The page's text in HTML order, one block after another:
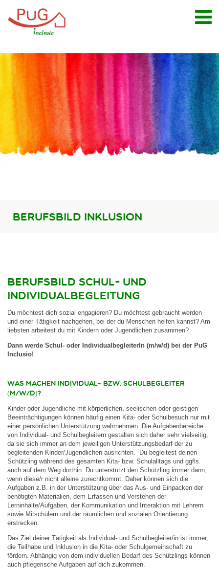
Inklusionsberatung
Schulbegleitung
Kitabegleitung
Arbeitsassistenz
Autismus-Therapie
Familienunterstützender
Dienst
Attraktiver Arbeitgeber
Kontakt
Datenschutz
Impressum
Berufsbild Inklusion
Berufsbild Schul- und
Individualbegleitung
Du möchtest dich sozial engagieren? Du möchtest gebraucht werden
und einer Tätigkeit nachgehen, bei der du Menschen helfen kannst? Am
liebsten arbeitest du mit Kindern oder Jugendlichen zusammen?
Dann werde Schul- oder IndividualbegleiterIn (m/w/d) bei der PuG
Inclusio!
Was machen Individual- bzw. Schulbegleiter
(m/w/d)?
Kinder oder Jugendliche mit körperlichen, seelischen oder geistigen
Beeinträchtigungen können häufig einen Kita- oder Schulbesuch nur mit
einer persönlichen Unterstützung wahrnehmen. Die Aufgabenbereiche
von Individual- und Schulbegleitern gestalten sich daher sehr vielseitig,
da sie sich immer an dem jeweiligen Unterstützungsbedarf der zu
begleitenden Kinder/Jugendlichen ausrichten. Du begleitest deinen
Schützling während des gesamten Kita- bzw. Schulalltags und ggfls.
auch auf dem Weg dorthin. Du unterstützt den Schützling immer dann,
wenn diese/r nicht alleine zurechtkommt. Daher können sich die
Aufgaben z.B. in der Unterstützung über das Aus- und Einpacken der
benötigten Materialien, dem Erfassen und Verstehen der
Lerninhalte/Aufgaben, der Kommunikation und Interaktion mit Lehrern
sowie Mitschülern und der räumlichen und sozialen Orientierung
erstrecken.
Das Ziel deiner Tätigkeit als Individual- und Schulbegleiter/in ist immer,
die Teilhabe und Inklusion in die Kita- oder Schulgemeinschaft zu
fördern. Abhängig von dem individuellen Bedarf des Schützlings können
auch pflegerische Aufgaben auf dich zukommen.